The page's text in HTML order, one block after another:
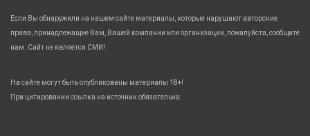
Если Вы обнаружили на нашем сайте материалы, которые нарушают авторские
права, принадлежащие Вам, Вашей компании или организации, пожалуйста, сообщите
нам. Сайт не является СМИ!
На сайте могут быть опубликованы материалы 18+!
При цитировании ссылка на источник обязательна.